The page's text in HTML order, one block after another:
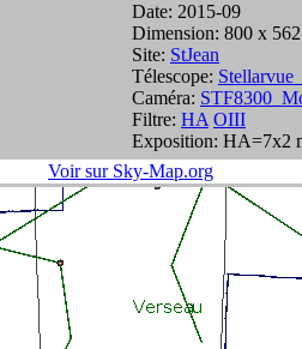
Date: 2015-09
Dimension: 800 x 562
Site: StJean
Télescope:
Caméra:
Filtre: HA OIII
Exposition: HA=7x2
Voir sur Sky-Map.org